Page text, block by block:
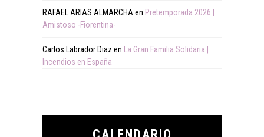
RAFAEL ARIAS ALMARCHA en Pretemporada 2026 |
Amistoso -Fiorentina-
Carlos Labrador Diaz en
La Gran Familia Solidaria |
Incendios en España